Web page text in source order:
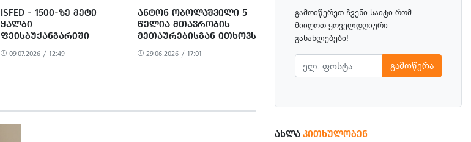
ISFED - 1500-ᲖᲔ ᲛᲔᲢᲘ
ᲧᲐᲚᲑᲘ
ᲤᲔᲘᲡᲑᲣᲥᲐᲜᲒᲐᲠᲘᲨᲘ
ᲑᲘᲫᲘᲜᲐ ᲘᲕᲐᲜᲘᲨᲕᲘᲚᲘᲡ
ᲛᲮᲐᲠᲓᲐᲡᲐᲭᲔᲠᲐᲓ
09.07.2026 / 12:49
ᲐᲜᲢᲝᲜ ᲝᲑᲝᲚᲐᲨᲕᲘᲚᲘ 5
ᲬᲔᲚᲘᲐ ᲛᲗᲐᲕᲠᲝᲑᲘᲡ
ᲛᲔᲗᲐᲣᲠᲔᲑᲘᲡᲒᲐᲜ ᲘᲗᲮᲝᲕᲡ
‘ᲠᲝᲛᲐᲜᲝᲕᲔᲑᲘᲡ
ᲡᲐᲡᲐᲮᲚᲔᲡ’ ᲧᲣᲠᲐᲓᲦᲔᲑᲐ
29.06.2026 / 17:01
გამოიწერეთ ჩვენი საიტი რომ
მიიღოთ ყოველდღიური
განახლებები!
გამოწერა
ᲐᲮᲚᲐᲙᲘᲗᲮᲣᲚᲝᲑᲔᲜ